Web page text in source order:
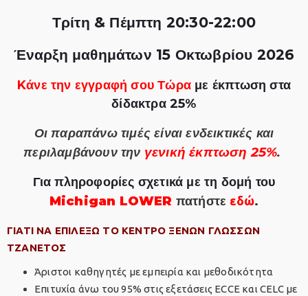
Τρίτη & Πέμπτη 20:30-22:00
Έναρξη μαθημάτων 15 Οκτωβρίου 2026
Kάνε την εγγραφή σου Τώρα με έκπτωση στα
δίδακτρα 25%
Οι παραπάνω τιμές είναι ενδεικτικές και
περιλαμβάνουν την γενική έκπτωση 25%.
Για πληροφορίες σχετικά με τη δομή του
Michigan LOWER πατήστε εδώ.
ΓΙΑΤΙ ΝΑ ΕΠΙΛΕΞΩ ΤΟ ΚΕΝΤΡΟ ΞΕΝΩΝ ΓΛΩΣΣΩΝ
ΤΖΑΝΕΤΟΣ
Άριστοι καθηγητές με εμπειρία και μεθοδικότητα
Επιτυχία άνω του 95% στις εξετάσεις ECCE και CELC με